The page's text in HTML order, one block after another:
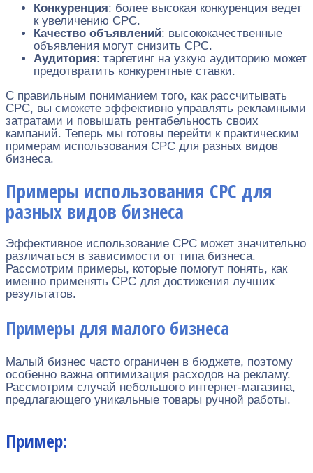
Конкуренция: более высокая конкуренция ведет
к увеличению CPC.
Качество объявлений: высококачественные
объявления могут снизить CPC.
Аудитория: таргетинг на узкую аудиторию может
предотвратить конкурентные ставки.
С правильным пониманием того, как рассчитывать
CPC, вы сможете эффективно управлять рекламными
затратами и повышать рентабельность своих
кампаний. Теперь мы готовы перейти к практическим
примерам использования CPC для разных видов
бизнеса.
Примеры использования CPC для
разных видов бизнеса
Эффективное использование CPC может значительно
различаться в зависимости от типа бизнеса.
Рассмотрим примеры, которые помогут понять, как
именно применять CPC для достижения лучших
результатов.
Примеры для малого бизнеса
Малый бизнес часто ограничен в бюджете, поэтому
особенно важна оптимизация расходов на рекламу.
Рассмотрим случай небольшого интернет-магазина,
предлагающего уникальные товары ручной работы.
Пример: